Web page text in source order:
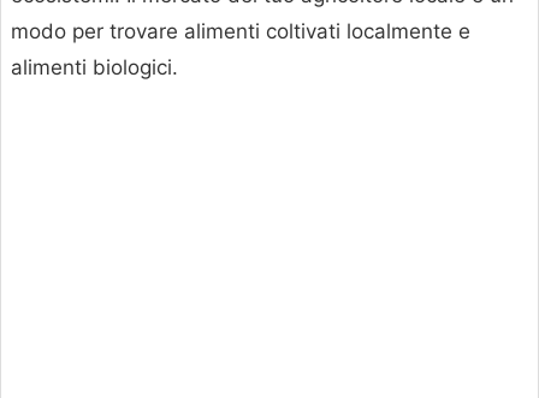
modo per trovare alimenti coltivati localmente e
alimenti biologici.